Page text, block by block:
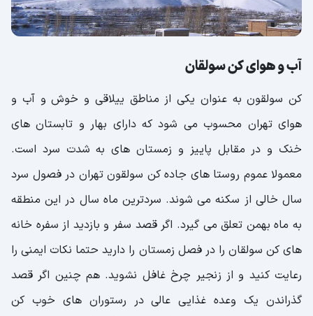
آب و هوای کن سولقان
کن سولقون به عنوان یکی از مناطق ییلاقی و خوش و آب و
هوای تهران محسوب می شود که دارای بهار و تابستان های
خنک و در مقابل پاییز و زمستان های به شدت سرد است.
معمولا عموم روستا های جاده کن سولقون تهران در فصول سرد
سال خالی از سکنه می شوند. سردترین ماه سال در این منطقه
به ماه بهمن تعلق می گیرد. اگر قصد سفر و بازدید از سفره خانه
های کن سولقان را در فصل زمستان را دارید حتما نکات ایمنی را
رعایت کنید و از زنجیر چرخ غافل نشوید. هم چنین اگر قصد
گذراندن یک وعده غذایی عالی در رستوران های خوب کن